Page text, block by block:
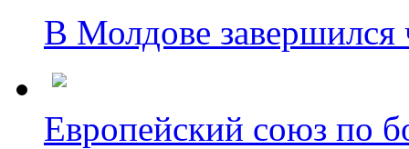
В Молдове завершился
Европейский союз по